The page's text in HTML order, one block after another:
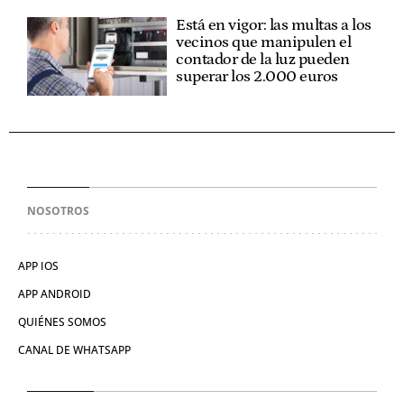
Está en vigor: las multas a los
vecinos que manipulen el
contador de la luz pueden
superar los 2.000 euros
NOSOTROS
APP IOS
APP ANDROID
QUIÉNES SOMOS
CANAL DE WHATSAPP